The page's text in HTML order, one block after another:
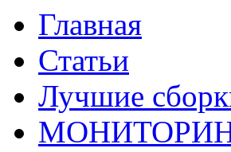
Главная
Статьи
Лучшие